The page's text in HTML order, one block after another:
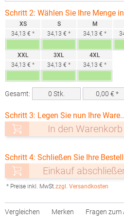
Schritt 2: Wählen Sie Ihre Menge
XS
34,13 € *
S
34,13 € *
M
34,13 € *
XXL
34,13 € *
3XL
34,13 € *
4XL
34,13 € *
Gesamt: 0 Stk. 0,00 € *
Schritt 3: Legen Sie nun Ihre
In den Warenkorb
Schritt 4: Schließen Sie Ihre
Einkauf
* Preise inkl. MwSt.zzgl. Versandkosten
Vergleichen Merken Fragen zum